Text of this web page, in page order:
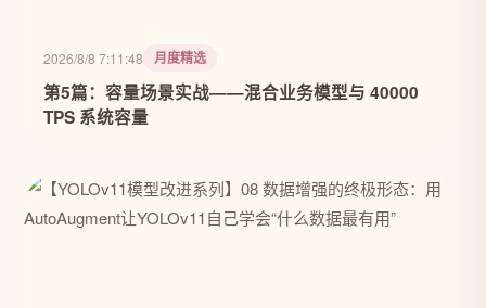
2026/8/8 7:11:48 月度精选
第5篇：容量场景实战——混合业务模型与 40000
TPS 系统容量